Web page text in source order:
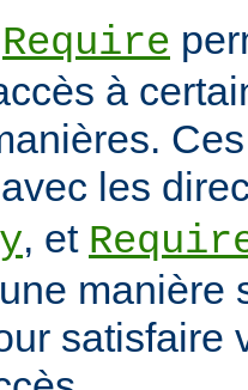
Require
à
les
, et
manière
satisfaire